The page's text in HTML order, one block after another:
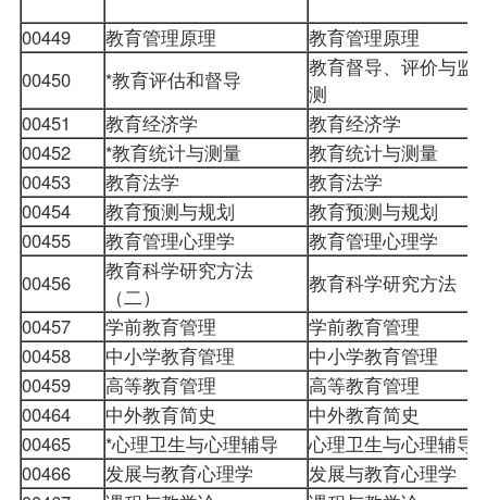
00449 教育管理原理 教育管理原理
00450
*教育评估和督导
教育督导、评价与监
测
00451
教育经济学 教育经济学
00452
*教育统计与测量 教育统计与测量
00453
教育法学 教育法学
00454
教育预测与规划 教育预测与规划
00455
教育管理心理学 教育管理心理学
00456
教育科学研究方法
（二）
教育科学研究方法
00457
学前教育管理 学前教育管理
00458
中小学教育管理 中小学教育管理
00459
高等教育管理 高等教育管理
00464
中外教育简史 中外教育简史
00465
*心理卫生与心理辅导 心理卫生与心理辅导
00466
发展与教育心理学 发展与教育心理学